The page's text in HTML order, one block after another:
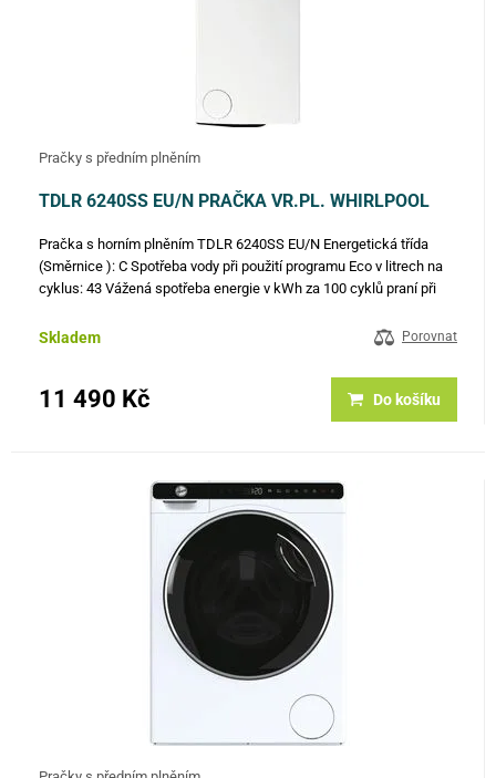
Pračky s předním plněním
TDLR 6240SS EU/N PRAČKA VR.PL. WHIRLPOOL
Pračka s horním plněním TDLR 6240SS EU/N Energetická třída
(Směrnice ): C Spotřeba vody při použití programu Eco v litrech na
cyklus: 43 Vážená spotřeba energie v kWh za 100 cyklů praní při
Skladem Porovnat
11 490 Kč Do košíku